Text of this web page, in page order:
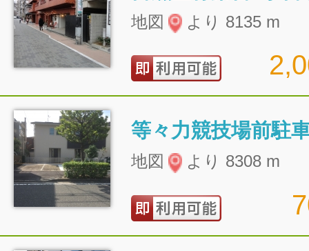
地図 より 8135 m
等々力競技場前駐
地図 より 8308 m